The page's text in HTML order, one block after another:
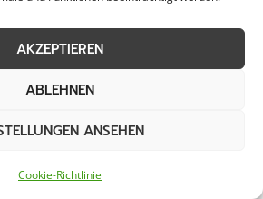
AKZEPTIEREN
ABLEHNEN
ANSEHEN
Cookie-Richtlinie
Räumung von
öffentlichen Flächen
in